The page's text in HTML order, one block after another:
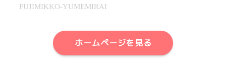
FUJIMIKKO-YUMEMIRAI
ホームページを見る